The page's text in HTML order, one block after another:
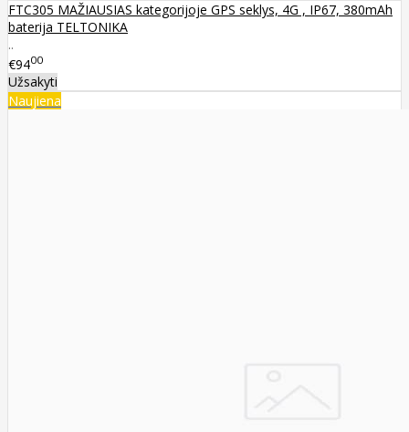
FTC305 MAŽIAUSIAS kategorijoje GPS seklys, 4G , IP67, 380mAh
baterija TELTONIKA
..
€9400
Užsakyti
Naujiena